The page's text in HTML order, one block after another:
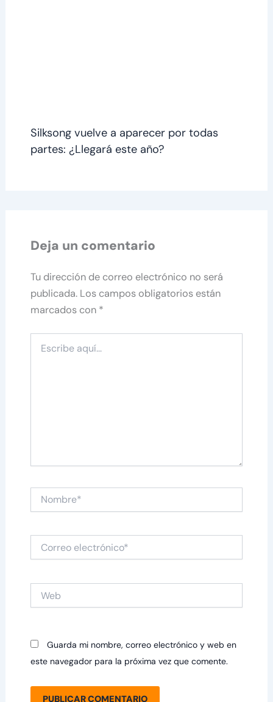
Silksong vuelve a aparecer por todas
partes: ¿Llegará este año?
Deja un comentario
Tu dirección de correo electrónico no será
publicada. Los campos obligatorios están
marcados con *
aquí...
Nombre*
electrónico*
Guarda mi nombre, correo electrónico y web en
este navegador para la próxima vez que comente.